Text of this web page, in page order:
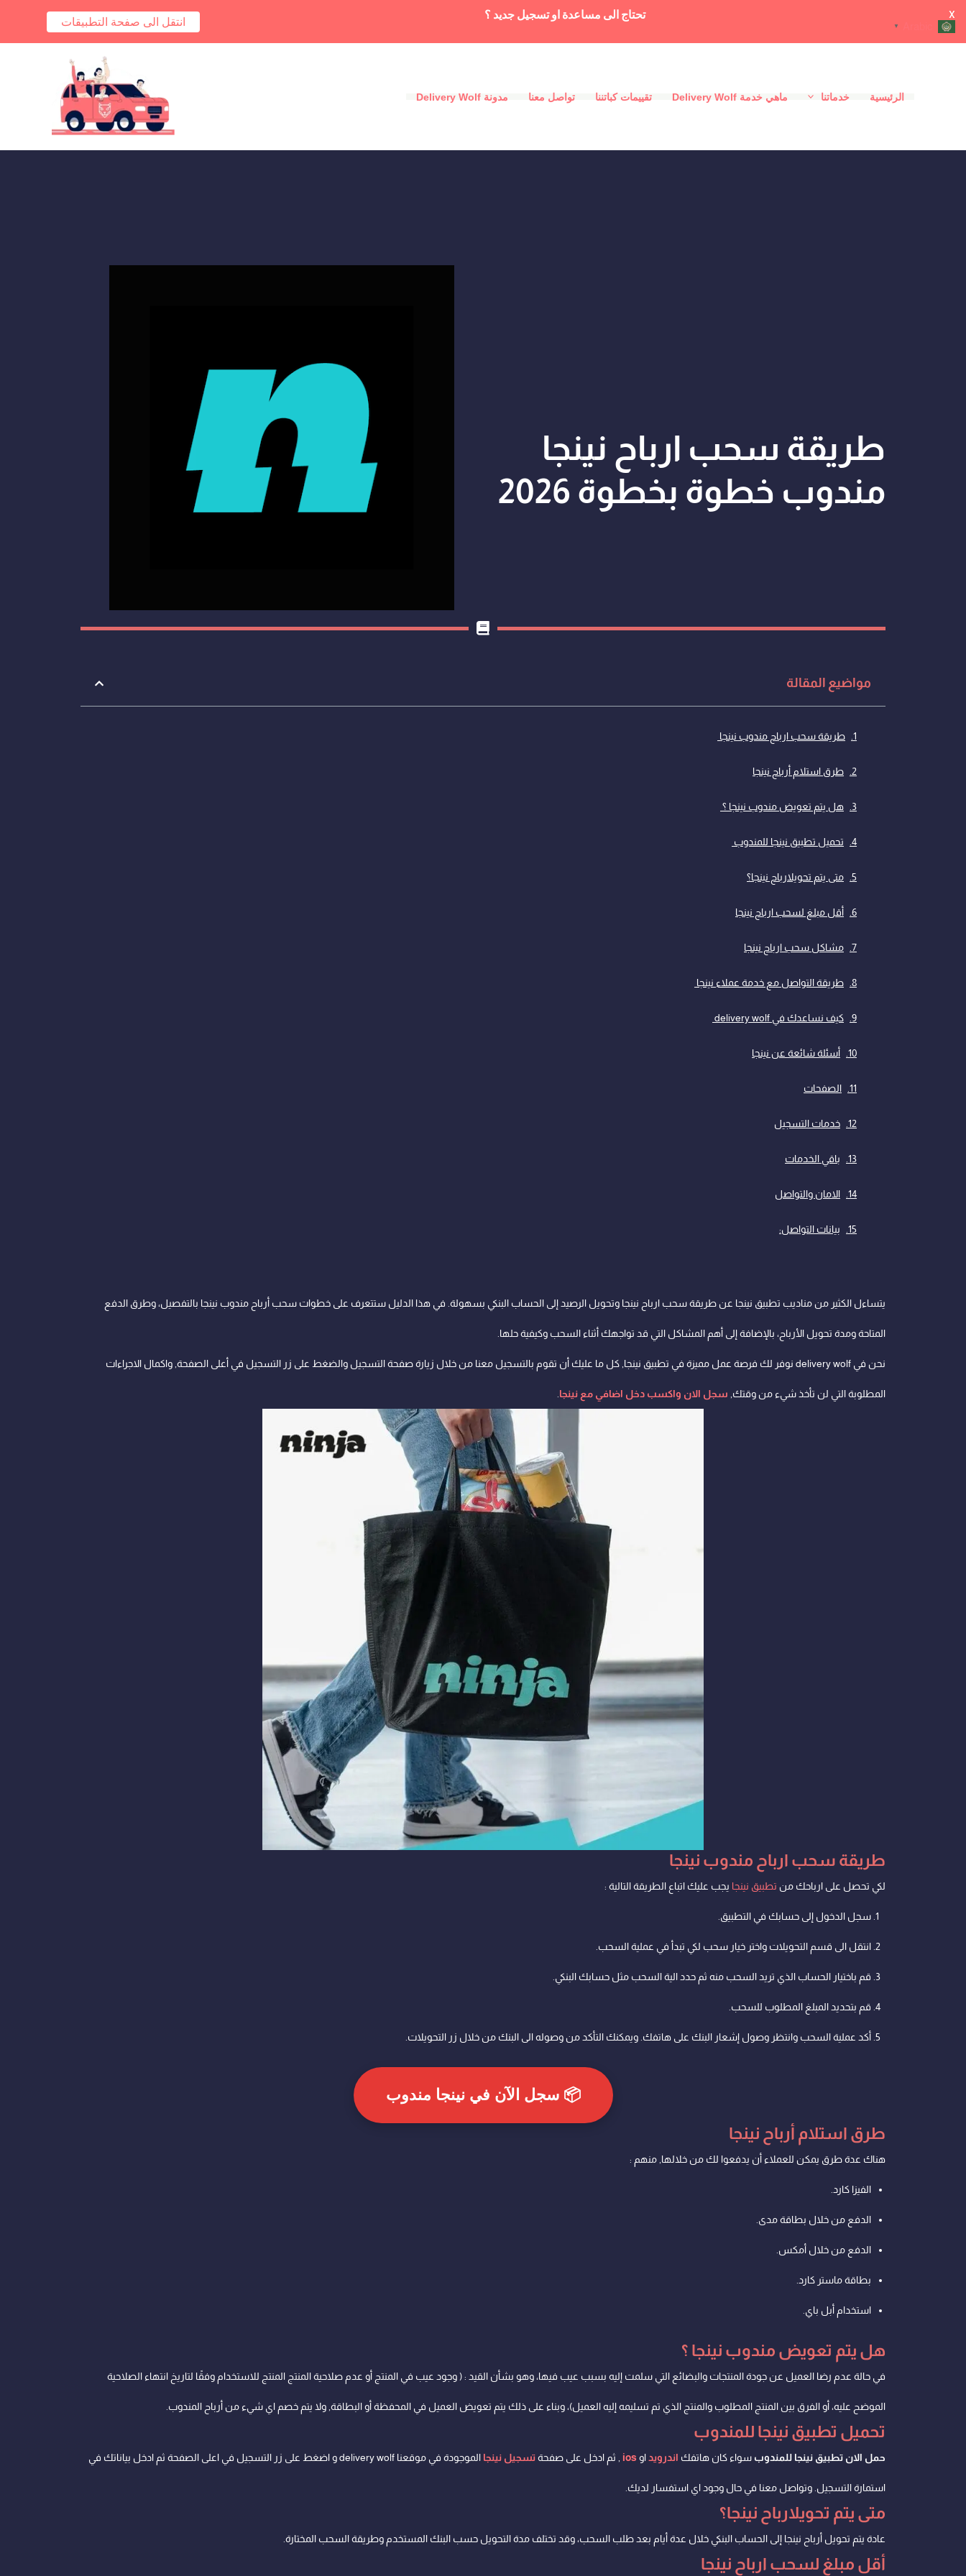
الرئيسية خدماتنا ماهي خدمة Delivery Wolf تقييمات كباتننا تواصل معنا مدونة Delivery Wolf
طريقة سحب ارباح نينجا
مندوب خطوة بخطوة 2026
مواضيع المقالة
طريقة سحب ارباح مندوب نينجا
طرق استلام أرباح نينجا
هل يتم تعويض مندوب نينجا ؟
تحميل تطبيق نينجا للمندوب
متى يتم تحويلارباح نينجا؟
أقل مبلغ لسحب ارباح نينجا
مشاكل سحب ارباح نينجا
طريقة التواصل مع خدمة عملاء نينجا
كيف نساعدك في delivery wolf
أسئلة شائعة عن نينجا
الصفحات
خدمات التسجيل
باقي الخدمات
الامان والتواصل
بيانات التواصل:
يتساءل الكثير من مناديب تطبيق نينجا عن طريقة سحب ارباح نينجا وتحويل الرصيد إلى الحساب البنكي بسهولة. في هذا الدليل ستتعرف على خطوات سحب أرباح مندوب نينجا بالتفصيل، وطرق الدفع
المتاحة ومدة تحويل الأرباح، بالإضافة إلى أهم المشاكل التي قد تواجهك أثناء السحب وكيفية حلها.
نحن في delivery wolf نوفر لك فرصة عمل مميزة في تطبيق نينجا, كل ما عليك أن تقوم بالتسجيل معنا من خلال زيارة صفحة التسجيل والضغط على زر التسجيل في أعلى الصفحة, واكمال الاجراءات
المطلوبة التي لن تأخذ شيء من وقتك, سجل الان واكسب دخل اضافي مع نينجا
طريقة سحب ارباح مندوب نينجا
لكي تحصل على ارباحك من تطبيق نينجا يجب عليك اتباع الطريقة التالية :
سجل الدخول إلى حسابك في التطبيق.
انتقل الى قسم التحويلات واختر خيار سحب لكي تبدأ في عملية السحب.
قم باختيار الحساب الذي تريد السحب منه ثم حدد الية السحب مثل حسابك البنكي.
قم بتحديد المبلغ المطلوب للسحب.
أكد عملية السحب وانتظر وصول إشعار البنك على هاتفك. ويمكنك التأكد من وصوله الى البنك من خلال زر التحويلات.
📦 سجل الآن في نينجا مندوب
طرق استلام أرباح نينجا
هناك عدة طرق يمكن للعملاء أن يدفعوا لك من خلالها, منهم :
الفيزا كارد.
الدفع من خلال بطاقة مدى.
الدفع من خلال أمكس.
بطاقة ماستر كارد.
استخدام أبل باي.
هل يتم تعويض مندوب نينجا ؟
في حالة عدم رضا العميل عن جودة المنتجات والبضائع التي سلمت إليه بسبب عيب فيها، وهو بشأن القيد : ( وجود عيب في المنتج أو عدم صلاحية المنتج المنتج للاستخدام وفقًا لتاريخ انتهاء الصلاحية
الموضح عليه، أو الفرق بين المنتج المطلوب والمنتج الذي تم تسليمه إليه العميل)، وبناء على ذلك يتم تعويض العميل في المحفظة أو البطاقة, ولا يتم خصم اي شيء من أرباح المندوب.
تحميل تطبيق نينجا للمندوب
حمل الان تطبيق نينجا للمندوب سواء كان هاتفك اندرويداو ios , ثم ادخل على صفحةتسجيل نينجا الموجودة في موقعنا delivery wolf و اضغط على زر التسجيل في اعلى الصفحة ثم ادخل بياناتك في
استمارة التسجيل. وتواصل معنا في حال وجود اي استفسار لديك.
متى يتم تحويلارباح نينجا؟
عادة يتم تحويل أرباح نينجا إلى الحساب البنكي خلال عدة أيام بعد طلب السحب، وقد تختلف مدة التحويل حسب البنك المستخدم وطريقة السحب المختارة.
أقل مبلغ لسحب ارباح نينجا
▼
تحتاج الى مساعدة او تسجيل جديد ؟ انتقل الى صفحة التطبيقات X